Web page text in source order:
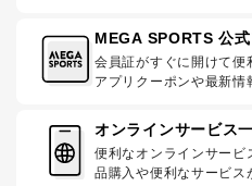
MEGA SPORTS 公式
会員証がすぐに開けて便
アプリクーポンや最新情
オンラインサービス
便利なオンラインサー
品購入や便利なサービス